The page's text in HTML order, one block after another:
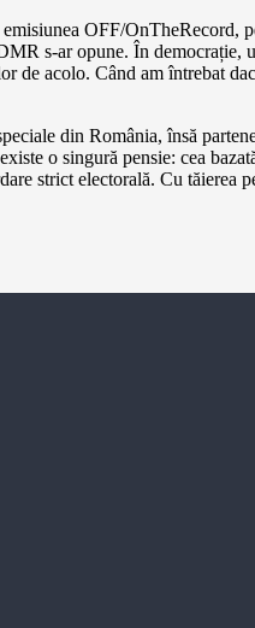
OFF/OnTheRecord,
s-ar opune. În
acolo. Când am întrebat
din România, însă
o singură pensie: cea
strict electorală. Cu